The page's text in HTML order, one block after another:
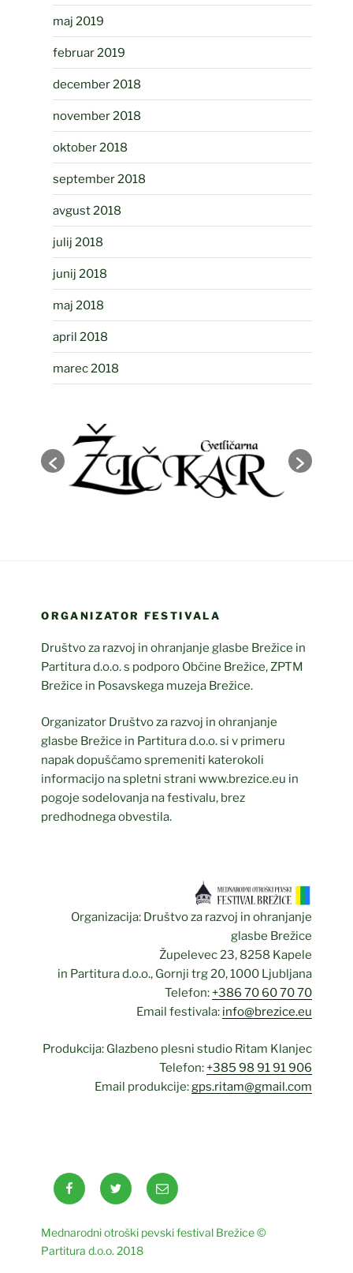
maj 2019
februar 2019
december 2018
november 2018
oktober 2018
september 2018
avgust 2018
julij 2018
junij 2018
maj 2018
april 2018
marec 2018
ORGANIZATOR FESTIVALA
Društvo za razvoj in ohranjanje glasbe Brežice in
Partitura d.o.o. s podporo Občine Brežice, ZPTM
Brežice in Posavskega muzeja Brežice.
Organizator Društvo za razvoj in ohranjanje
glasbe Brežice in Partitura d.o.o. si v primeru
napak dopuščamo spremeniti katerokoli
informacijo na spletni strani www.brezice.eu in
pogoje sodelovanja na festivalu, brez
predhodnega obvestila.
Organizacija: Društvo za razvoj in ohranjanje
glasbe Brežice
Župelevec 23, 8258 Kapele
in Partitura d.o.o., Gornji trg 20, 1000 Ljubljana
Telefon: +386 70 60 70 70
Email festivala: info@brezice.eu
Produkcija: Glazbeno plesni studio Ritam Klanjec
Telefon: +385 98 91 91 906
Email produkcije:gps.ritam@gmail.com
FacebookTwitter Email
Mednarodni otroški pevski festival Brežice ©
Partitura d.o.o. 2018